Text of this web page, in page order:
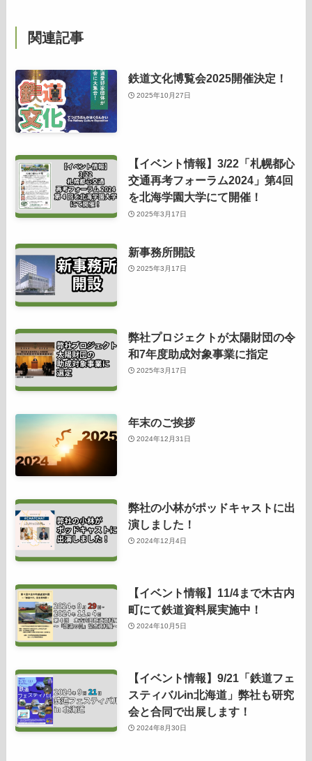
関連記事
鉄道文化博覧会2025開催決定！
2025年10月27日
【イベント情報】3/22「札幌都心
交通再考フォーラム2024」第4回
を北海学園大学にて開催！
2025年3月17日
新事務所開設
2025年3月17日
弊社プロジェクトが太陽財団の令
和7年度助成対象事業に指定
2025年3月17日
年末のご挨拶
2024年12月31日
弊社の小林がポッドキャストに出
演しました！
2024年12月4日
【イベント情報】11/4まで木古内
町にて鉄道資料展実施中！
2024年10月5日
【イベント情報】9/21「鉄道フェ
スティバルin北海道」弊社も研究
会と合同で出展します！
2024年8月30日